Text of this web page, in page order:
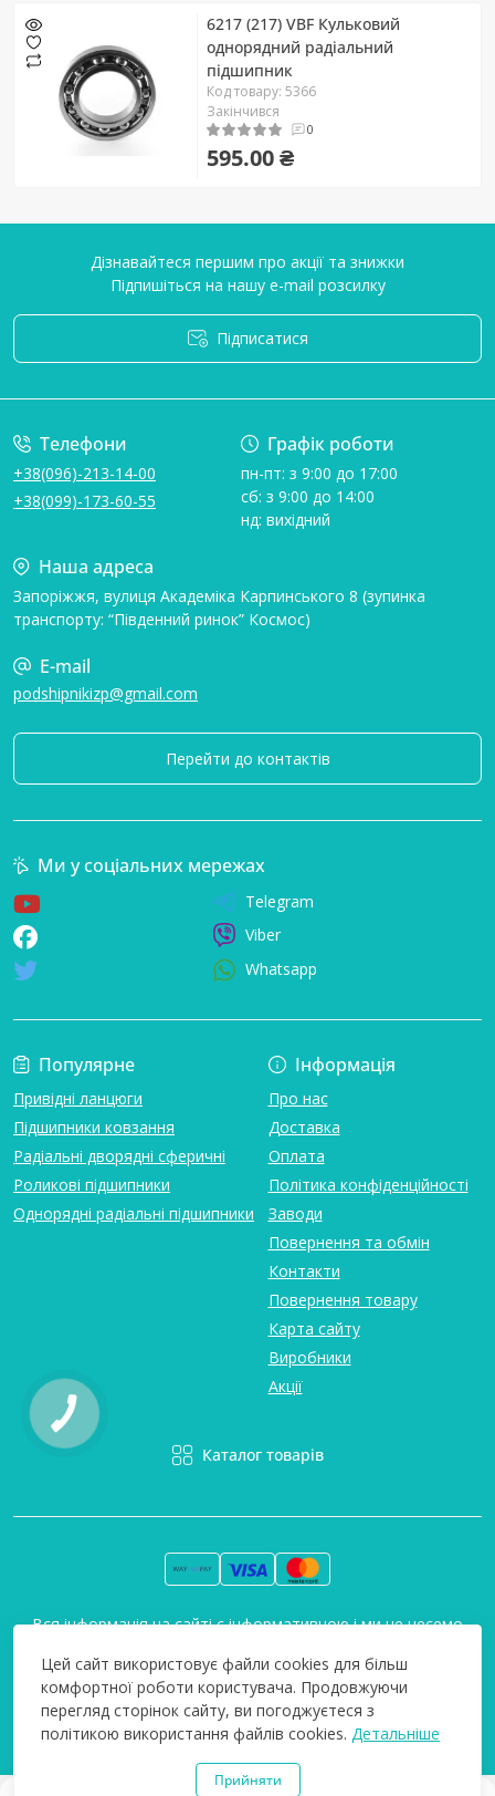
6217 (217) VBF Кульковий
однорядний радіальний
підшипник
Код товару: 5366
Закінчився
0
595.00 ₴
Дізнавайтеся першим про акції та знижки
Підпишіться на нашу e-mail розсилку
Підписатися
Телефони
+38(096)-213-14-00
+38(099)-173-60-55
Графік роботи
пн-пт: з 9:00 до 17:00
сб: з 9:00 до 14:00
нд: вихідний
Наша адреса
Запоріжжя, вулиця Академіка Карпинського 8 (зупинка
транспорту: “Південний ринок” Космос)
E-mail
podshipnikizp@gmail.com
Перейти до контактів
Популярне
Привідні ланцюги
Підшипники ковзання
Радіальні дворядні сферичні
Роликові підшипники
Однорядні радіальні підшипники
Інформація
Про нас
Доставка
Оплата
Політика конфіденційності
Заводи
Повернення та обмін
Контакти
Повернення товару
Карта сайту
Виробники
Акції
Каталог товарів
Ми у соціальних мережах
Telegram
Viber
Whatsapp
Вся інформація на сайті є інформативною і ми не несемо
2026
Цей сайт використовує файли cookies для більш
комфортної роботи користувача. Продовжуючи
перегляд сторінок сайту, ви погоджуєтеся з
політикою використання файлів cookies. Детальніше
Прийняти